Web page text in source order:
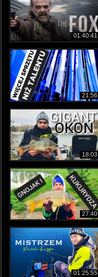
01:40:41
21:56
18:03
27:40
01:25:55